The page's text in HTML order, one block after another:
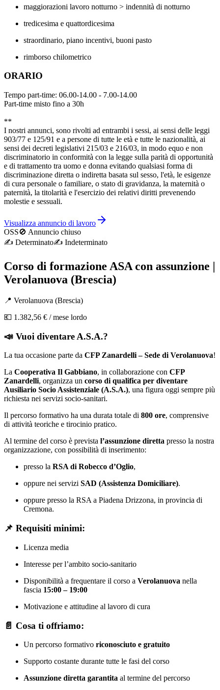
maggiorazioni lavoro notturno > indennità di notturno
tredicesima e quattordicesima
straordinario, piano incentivi, buoni pasto
rimborso chilometrico
ORARIO
Tempo part-time: 06.00-14.00 - 7.00-14.00
Part-time misto fino a 30h
**
I nostri annunci, sono rivolti ad entrambi i sessi, ai sensi delle leggi
903/77 e 125/91 e a persone di tutte le età e tutte le nazionalità, ai
sensi dei decreti legislativi 215/03 e 216/03, in modo equo e non
discriminatorio in conformità con la legge sulla parità di opportunità
e di trattamento tra uomo e donna evitando qualsiasi forma di
discriminazione diretta o indiretta basata sul sesso, l'età, le esigenze
di cura personale o familiare, o stato di gravidanza, la maternità o
paternità, la titolarità e l'esercizio dei relativi diritti prevenendo
molestie e sessuali.
Visualizza annuncio di lavoro
OSS🚫 Annuncio chiuso
✍️ Determinato✍️ Indeterminato
Corso di formazione ASA con assunzione |
Verolanuova (Brescia)
📍 Verolanuova (Brescia)
💶 1.382,56 € / mese lordo
📣 Vuoi diventare A.S.A.?
La tua occasione parte da CFP Zanardelli – Sede di Verolanuova!
La Cooperativa Il Gabbiano, in collaborazione con CFP
Zanardelli, organizza un corso di qualifica per diventare
Ausiliario Socio Assistenziale (A.S.A.), una figura oggi sempre più
richiesta nei servizi socio‑sanitari.
Il percorso formativo ha una durata totale di 800 ore, comprensive
di attività teoriche e tirocinio pratico.
Al termine del corso è prevista l’assunzione diretta presso la nostra
organizzazione, con possibilità di inserimento:
presso la RSA di Robecco d’Oglio,
oppure nei servizi SAD (Assistenza Domiciliare).
oppure presso la RSA a Piadena Drizzona, in provincia di
Cremona.
📌 Requisiti minimi:
Licenza media
Interesse per l’ambito socio‑sanitario
Disponibilità a frequentare il corso a Verolanuova nella
fascia 15:00 – 19:00
Motivazione e attitudine al lavoro di cura
📄 Cosa ti offriamo:
Un percorso formativo riconosciuto e gratuito
Supporto costante durante tutte le fasi del corso
Assunzione diretta garantita al termine del percorso